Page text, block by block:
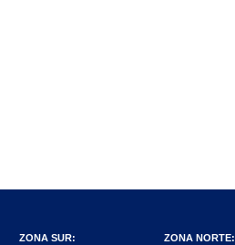
ZONA SUR: ZONA NORTE: